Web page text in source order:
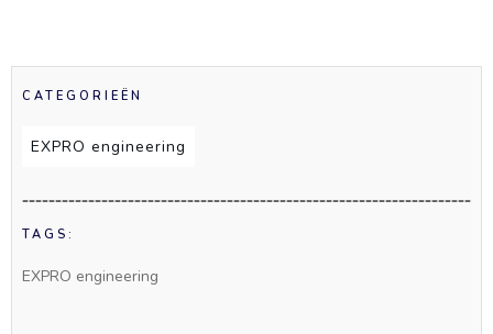
CATEGORIEËN
EXPRO engineering
TAGS:
EXPRO engineering